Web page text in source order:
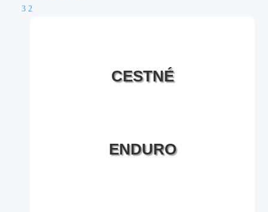
3 2
CESTNÉ
ENDURO